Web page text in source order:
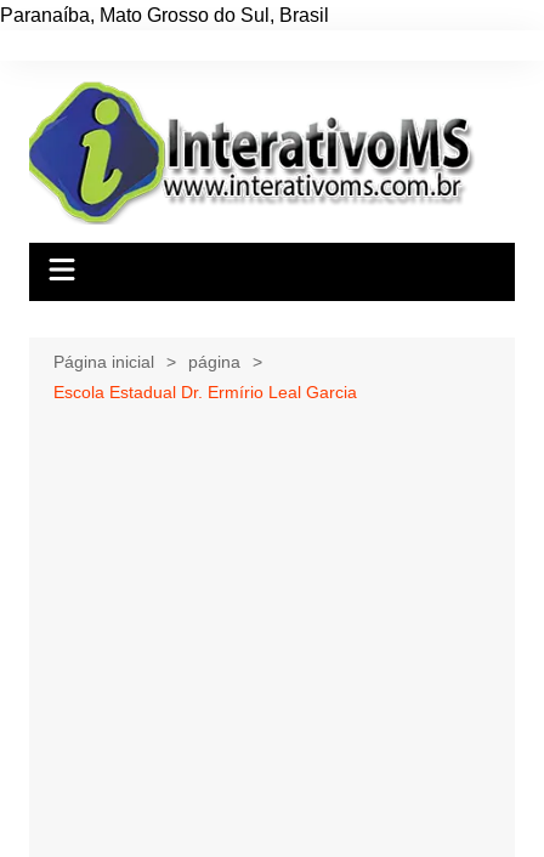
Paranaíba, Mato Grosso do Sul , Brasil
conteúdo
Página inicial
página
Escola Estadual Dr. Ermírio Leal Garcia